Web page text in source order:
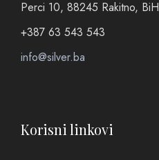
Perci 10, 88245 Rakitno, BiH
+387 63 543 543
info@silver.ba
Korisni linkovi